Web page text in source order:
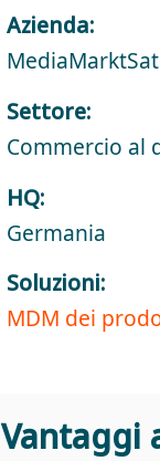
Azienda:
Settore:
Commercio al
HQ:
Germania
Soluzioni:
MDM dei
Vantaggi